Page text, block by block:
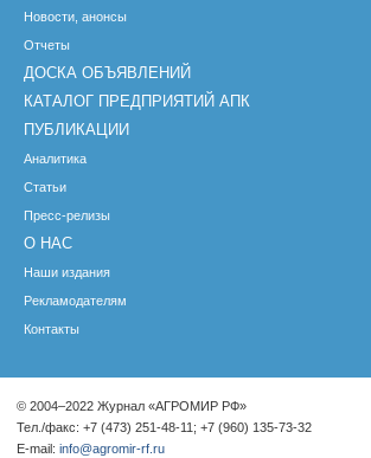
Новости, анонсы
Отчеты
ДОСКА ОБЪЯВЛЕНИЙ
КАТАЛОГ ПРЕДПРИЯТИЙ АПК
ПУБЛИКАЦИИ
Аналитика
Статьи
Пресс-релизы
О НАС
Наши издания
Рекламодателям
Контакты
© 2004–2022 Журнал «АГРОМИР РФ»
Тел./факс: +7 (473) 251-48-11; +7 (960) 135-73-32
E-mail: info@agromir-rf.ru